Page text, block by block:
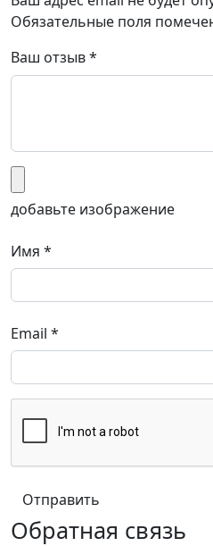
Обязательные поля
Ваш отзыв*
добавьте изображение
Имя *
Email *
Обратная связь